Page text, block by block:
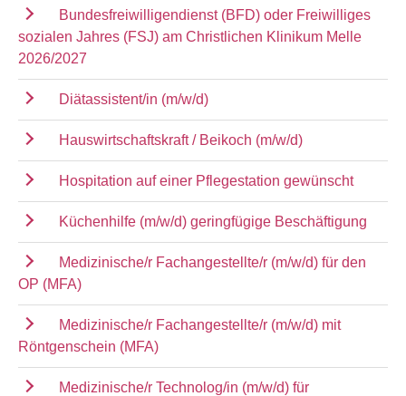
Bundesfreiwilligendienst (BFD) oder Freiwilliges
sozialen Jahres (FSJ) am Christlichen Klinikum Melle
2026/2027
Diätassistent/in (m/w/d)
Hauswirtschaftskraft / Beikoch (m/w/d)
Hospitation auf einer Pflegestation gewünscht
Küchenhilfe (m/w/d) geringfügige Beschäftigung
Medizinische/r Fachangestellte/r (m/w/d) für den
OP (MFA)
Medizinische/r Fachangestellte/r (m/w/d) mit
Röntgenschein (MFA)
Medizinische/r Technolog/in (m/w/d) für